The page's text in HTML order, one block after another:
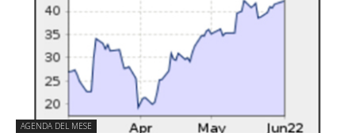
AGENDA DEL MESE